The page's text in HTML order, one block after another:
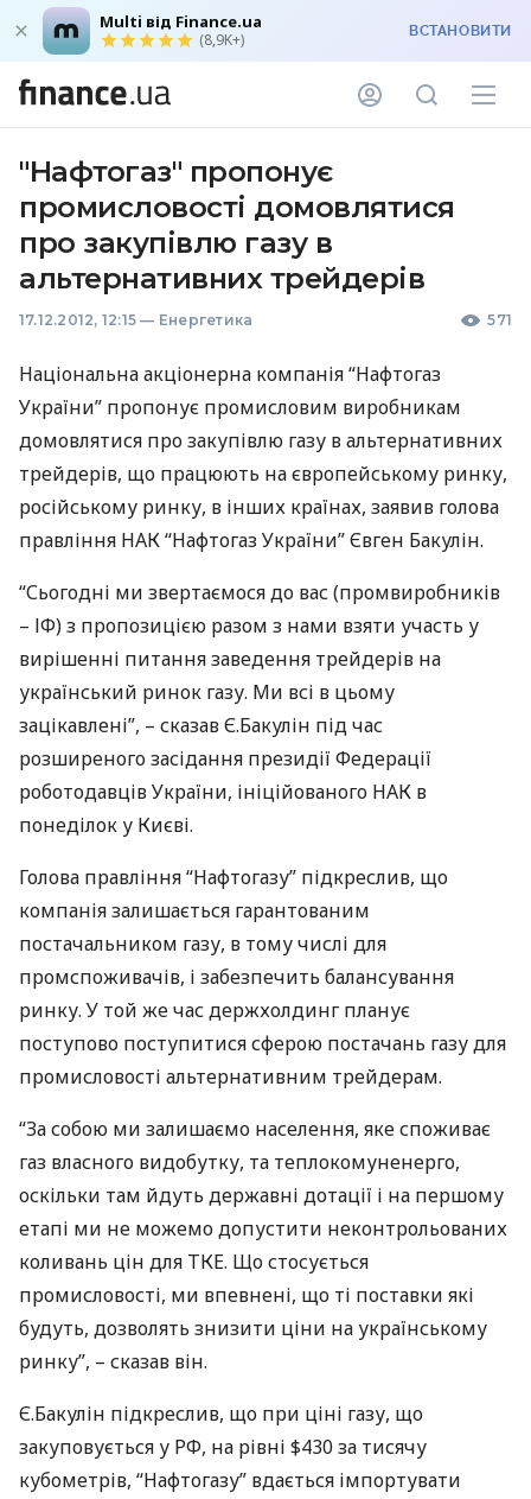
Multi від Finance.ua
(8,9K+) ВСТАНОВИТИ
"Нафтогаз" пропонує
промисловості домовлятися
про закупівлю газу в
альтернативних трейдерів
17.12.2012, 12:15 — Енергетика 571
Національна акціонерна компанія “Нафтогаз
України” пропонує промисловим виробникам
домовлятися про закупівлю газу в альтернативних
трейдерів, що працюють на європейському ринку,
російському ринку, в інших країнах, заявив голова
правління НАК“Нафтогаз України” Євген Бакулін.
“Сьогодні ми звертаємося до вас (промвиробників
– ІФ) з пропозицією разом з нами взяти участь у
вирішенні питання заведення трейдерів на
український ринок газу. Ми всі в цьому
зацікавлені”, – сказав Є.Бакулін під час
розширеного засідання президії Федерації
роботодавців України, ініційованого НАК в
понеділок у Києві.
Голова правління “Нафтогазу” підкреслив, що
компанія залишається гарантованим
постачальником газу, в тому числі для
промспоживачів, і забезпечить балансування
ринку. У той же час держхолдинг планує
поступово поступитися сферою постачань газу для
промисловості альтернативним трейдерам.
“За собою ми залишаємо населення, яке споживає
газ власного видобутку, та теплокомуненерго,
оскільки там йдуть державні дотації і на першому
етапі ми не можемо допустити неконтрольованих
коливань цін для ТКЕ. Що стосується
промисловості, ми впевнені, що ті поставки які
будуть, дозволять знизити ціни на українському
ринку”, – сказав він.
Є.Бакулін підкреслив, що при ціні газу, що
закуповується у РФ, на рівні $430 за тисячу
кубометрів, “Нафтогазу” вдається імпортувати